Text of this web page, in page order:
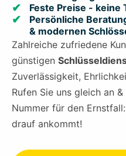
Feste Preise - keine
Persönliche
& modernen
Zahlreiche zufriedene
günstigen
Zuverlässigkeit,
Rufen Sie uns gleich an
Nummer für den
drauf ankommt!